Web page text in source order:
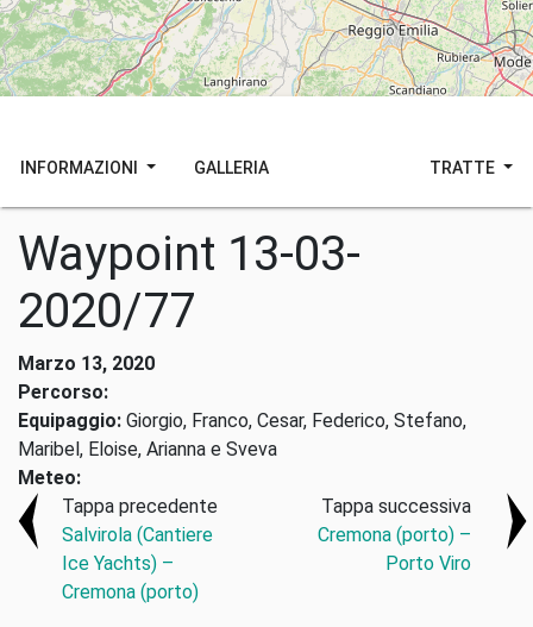
INFORMAZIONI GALLERIA TRATTE
Waypoint 13-03-
2020/77
Marzo 13, 2020
Percorso:
Equipaggio: Giorgio, Franco, Cesar, Federico, Stefano,
Maribel, Eloise, Arianna e Sveva
Meteo:
Tappa precedente
Salvirola (Cantiere
Ice Yachts) –
Cremona (porto)
Tappa successiva
Cremona (porto) –
Porto Viro